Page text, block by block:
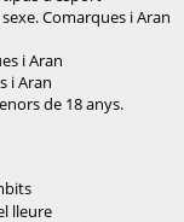
Comarques i Aran
i Aran
i Aran
de 18 anys.
lleure